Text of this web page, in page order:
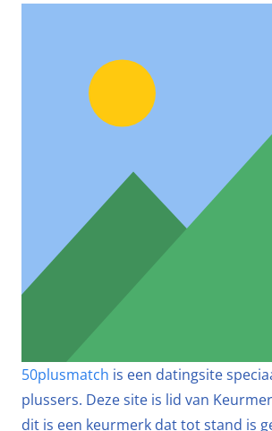
50plusmatch is een datingsite
plussers. Deze site is lid van
dit is een keurmerk dat tot stand is